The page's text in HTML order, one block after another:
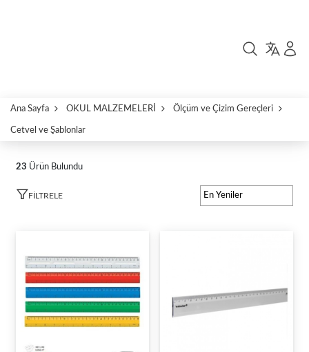
Ana Sayfa OKUL MALZEMELERİ Ölçüm ve Çizim Gereçleri
Cetvel ve Şablonlar
23 Ürün Bulundu
FILTRELE